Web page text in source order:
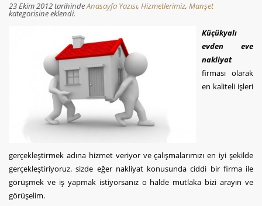
23 Ekim 2012 tarihindeAnasayfa Yazısı, Hizmetlerimiz, Manşet
kategorisine eklendi.
Küçükyalı
evden eve
nakliyat
firması olarak
en kaliteli işleri
gerçekleştirmek adına hizmet veriyor ve çalışmalarımızı en iyi şekilde
gerçekleştiriyoruz. sizde eğer nakliyat konusunda ciddi bir firma ile
görüşmek ve iş yapmak istiyorsanız o halde mutlaka bizi arayın ve
görüşelim.